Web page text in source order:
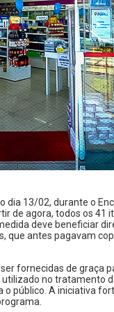
dia 13/02, durante o
de agora, todos os 41
deve beneficiar
que antes pagavam
fornecidas de graça
no tratamento
público. A iniciativa